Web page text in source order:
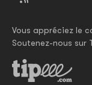
Vous appréciez le
Soutenez-nous sur